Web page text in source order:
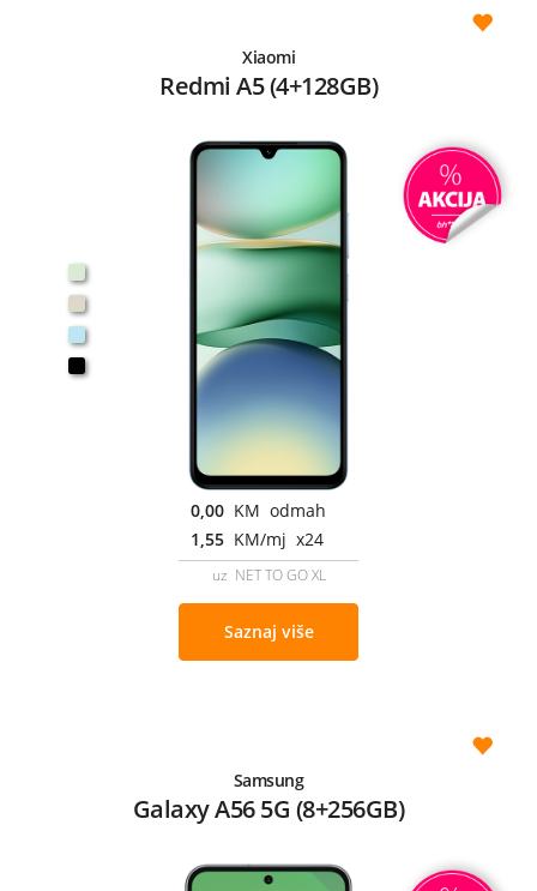
Xiaomi
Redmi A5 (4+128GB)
0,00 KM odmah
1,55 KM/mj x24
uz NET TO GO XL
Saznaj više
Samsung
Galaxy A56 5G (8+256GB)